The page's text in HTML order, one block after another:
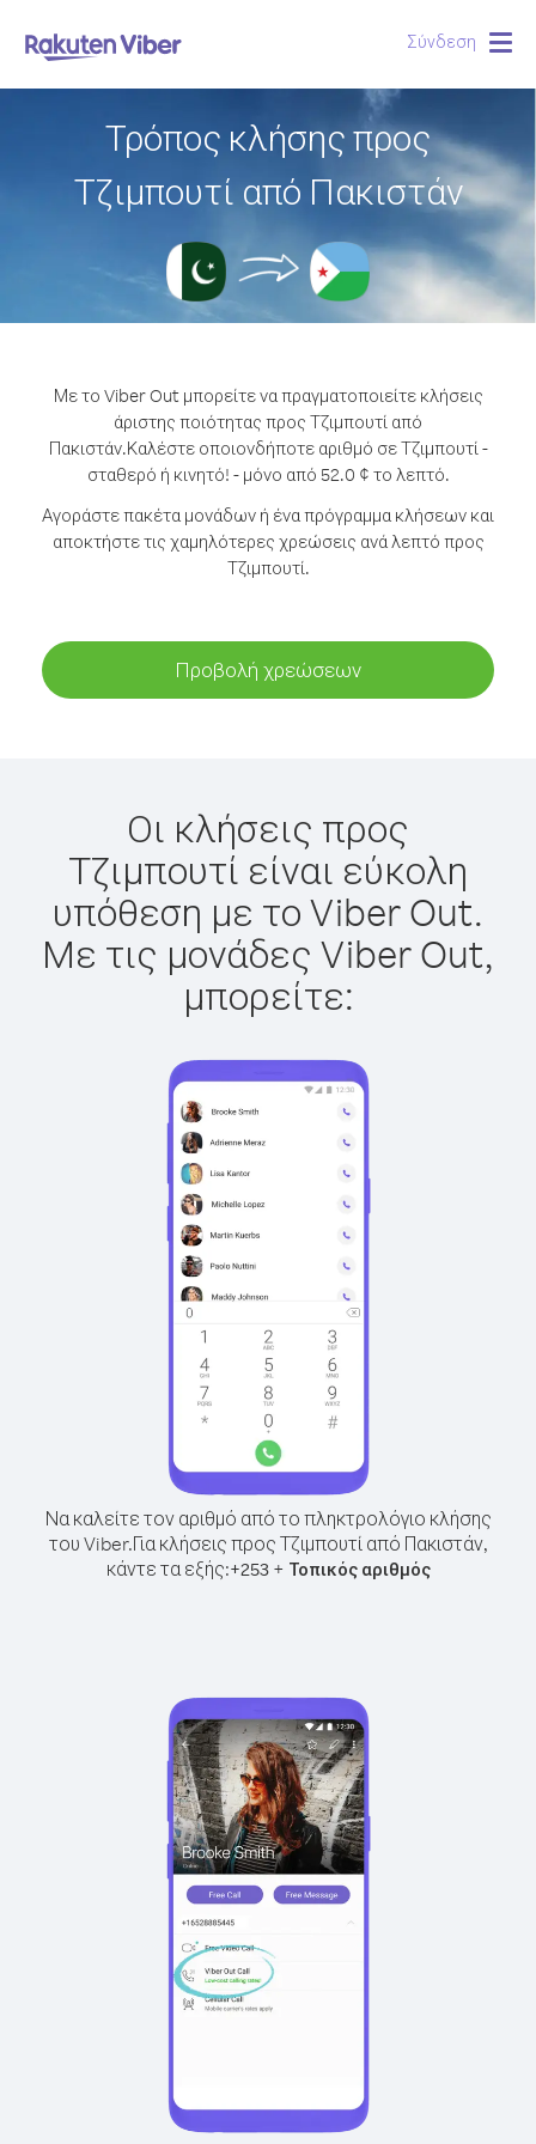
Σύνδεση
Τρόπος κλήσης προς
Τζιμπουτί από Πακιστάν
Με το Viber Out μπορείτε να πραγματοποιείτε κλήσεις
άριστης ποιότητας προς Τζιμπουτί από
Πακιστάν.Καλέστε οποιονδήποτε αριθμό σε Τζιμπουτί -
σταθερό ή κινητό! - μόνο από 52.0 ¢ το λεπτό.
Αγοράστε πακέτα μονάδων ή ένα πρόγραμμα κλήσεων και
αποκτήστε τις χαμηλότερες χρεώσεις ανά λεπτό προς
Τζιμπουτί.
Προβολή χρεώσεων
Οι κλήσεις προς
Τζιμπουτί είναι εύκολη
υπόθεση με το Viber Out.
Με τις μονάδες Viber Out,
μπορείτε:
Να καλείτε τον αριθμό από το πληκτρολόγιο κλήσης
του Viber.Για κλήσεις προς Τζιμπουτί από Πακιστάν,
κάντε τα εξής:+253+ Τοπικός αριθμός